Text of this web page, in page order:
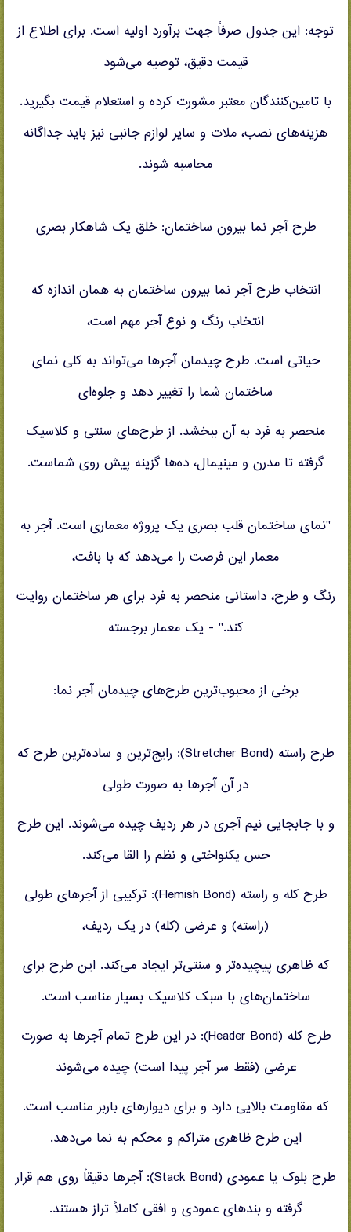
توجه: این جدول صرفاً جهت برآورد اولیه است. برای اطلاع از
قیمت دقیق، توصیه می‌شود
با تامین‌کنندگان معتبر مشورت کرده و استعلام قیمت بگیرید.
هزینه‌های نصب، ملات و سایر لوازم جانبی نیز باید جداگانه
محاسبه شوند.
طرح آجر نما بیرون ساختمان: خلق یک شاهکار بصری
انتخاب طرح آجر نما بیرون ساختمان به همان اندازه که
انتخاب رنگ و نوع آجر مهم است،
حیاتی است. طرح چیدمان آجرها می‌تواند به کلی نمای
ساختمان شما را تغییر دهد و جلوه‌ای
منحصر به فرد به آن ببخشد. از طرح‌های سنتی و کلاسیک
گرفته تا مدرن و مینیمال، ده‌ها گزینه پیش روی شماست.
"نمای ساختمان قلب بصری یک پروژه معماری است. آجر به
معمار این فرصت را می‌دهد که با بافت،
رنگ و طرح، داستانی منحصر به فرد برای هر ساختمان روایت
کند." - یک معمار برجسته
برخی از محبوب‌ترین طرح‌های چیدمان آجر نما:
طرح راسته (Stretcher Bond): رایج‌ترین و ساده‌ترین طرح که
در آن آجرها به صورت طولی
و با جابجایی نیم آجری در هر ردیف چیده می‌شوند. این طرح
حس یکنواختی و نظم را القا می‌کند.
طرح کله و راسته (Flemish Bond): ترکیبی از آجرهای طولی
(راسته) و عرضی (کله) در یک ردیف،
که ظاهری پیچیده‌تر و سنتی‌تر ایجاد می‌کند. این طرح برای
ساختمان‌های با سبک کلاسیک بسیار مناسب است.
طرح کله (Header Bond): در این طرح تمام آجرها به صورت
عرضی (فقط سر آجر پیدا است) چیده می‌شوند
که مقاومت بالایی دارد و برای دیوارهای باربر مناسب است.
این طرح ظاهری متراکم و محکم به نما می‌دهد.
طرح بلوک یا عمودی (Stack Bond): آجرها دقیقاً روی هم قرار
گرفته و بندهای عمودی و افقی کاملاً تراز هستند.